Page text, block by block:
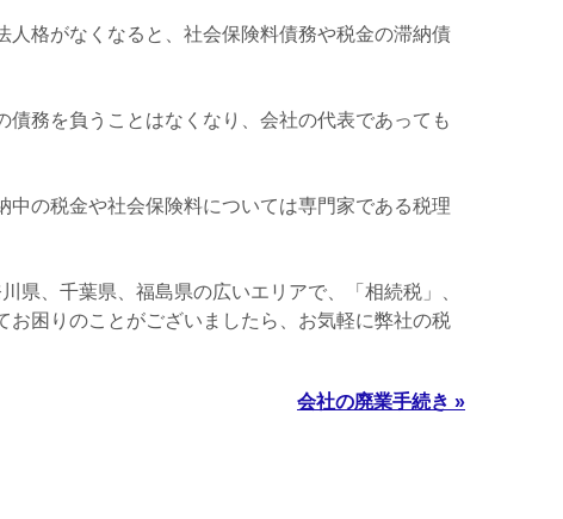
格がなくなると、社会保険料債務や税金の滞納債
務を負うことはなくなり、会社の代表であっても
の税金や社会保険料については専門家である税理
県、千葉県、福島県の広いエリアで、「相続税」、
お困りのことがございましたら、お気軽に弊社の税
会社の廃業手続き »